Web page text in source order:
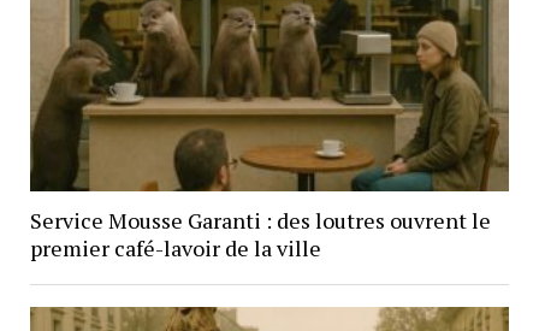
Service Mousse Garanti : des loutres ouvrent le
premier café-lavoir de la ville